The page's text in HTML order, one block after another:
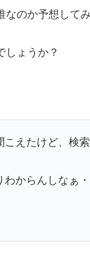
なのか予想してみ
しょうか？
えたけど、検
からんしなぁ・